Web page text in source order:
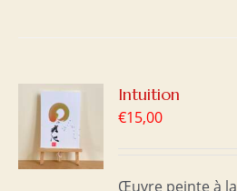
Intuition
€15,00
Œuvre peinte à